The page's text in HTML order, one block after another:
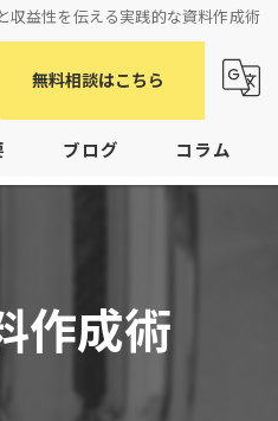
収益性を伝える実践的な資料作成術
無料相談はこちら
ブログ コラム
作成術